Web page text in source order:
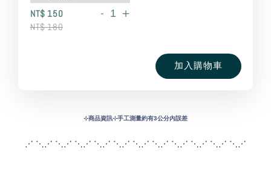
NT$ 150
NT$ 180
- +
加入購物車
⊹商品資訊⊹手工測量約有3公分內誤差
⋰ ⋱⋰ ⋱⋰ ⋱⋰ ⋱⋰ ⋱⋰ ⋱⋰ ⋱⋰ ⋱ ⋰ ⋱⋰ ⋱⋰ ⋱⋰